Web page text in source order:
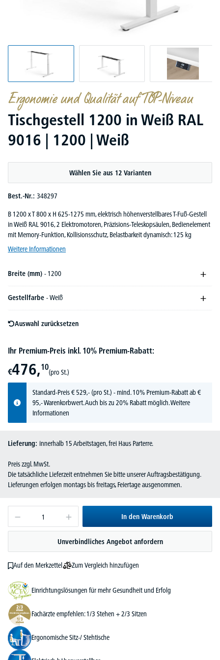
Ergonomie und Qualität auf TOP-Niveau
Tischgestell 1200 in Weiß RAL
9016 | 1200 | Weiß
Wählen Sie aus 12 Varianten
Best.-Nr.: 348297
B 1200 x T 800 x H 625-1275 mm, elektrisch höhenverstellbares T-Fuß-Gestell
in Weiß RAL 9016, 2 Elektromotoren, Präzisions-Teleskopsäulen, Bedienelement
mit Memory-Funktion, Kollisionsschutz, Belastbarkeit dynamisch: 125 kg
Weitere Informationen
Breite (mm) - 1200
Gestellfarbe - Weiß
Auswahl zurücksetzen
Ihr Premium-Preis inkl. 10% Premium-Rabatt:
€476,10
(pro St.)
Standard-Preis€ 529,-(pro St.) - mind. 10% Premium-Rabatt ab €
95,- Warenkorbwert. Auch bis zu 20% Rabatt möglich.Weitere
Informationen
Lieferung: innerhalb 15 Arbeitstagen, frei Haus Parterre.
Preis zzgl. MwSt.
Die tatsächliche Lieferzeit entnehmen Sie bitte unserer Auftragsbestätigung.
Lieferungen erfolgen montags bis freitags, Feiertage ausgenommen.
In den Warenkorb
Unverbindliches Angebot anfordern
Auf den Merkzettel Zum Vergleich hinzufügen
Einrichtungslösungen für mehr Gesundheit und Erfolg
Fachärzte empfehlen: 1/3 Stehen + 2/3 Sitzen
Ergonomische Sitz-/ Stehtische